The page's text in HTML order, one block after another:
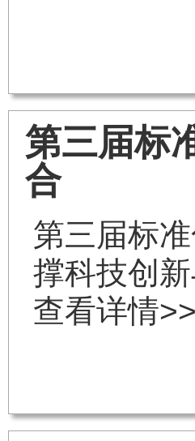
第三届标
合
第三届标
撑科技创
查看详情>>